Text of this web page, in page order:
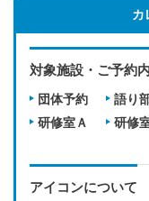
カ
対象施設・ご予約
団体予約 語り
研修室Ａ
研修
アイコンについて